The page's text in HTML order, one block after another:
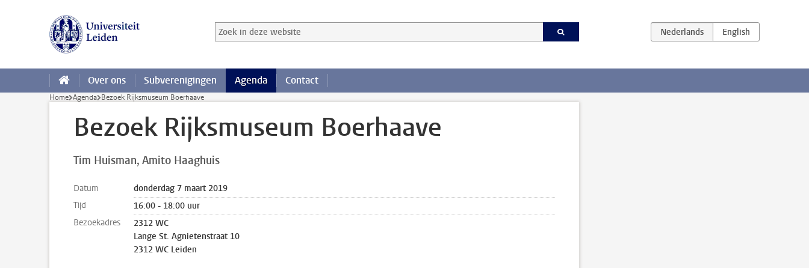
Zoek in deze website
Zoekterm
Over ons Subverenigingen Agenda Contact
Home Agenda Bezoek Rijksmuseum Boerhaave
Bezoek Rijksmuseum Boerhaave
Tim Huisman Amito Haaghuis
Datum
donderdag 7 maart 2019
Tijd
16:00 - 18:00 uur
Bezoekadres
2312 WC
Lange St. Agnietenstraat 10
2312 WC Leiden